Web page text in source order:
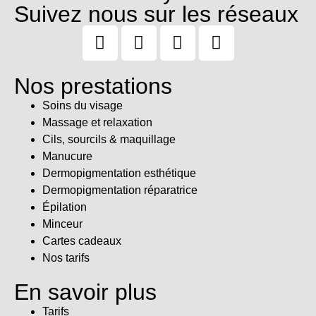
Suivez nous sur les réseaux
Nos prestations
Soins du visage
Massage et relaxation
Cils, sourcils & maquillage
Manucure
Dermopigmentation esthétique
Dermopigmentation réparatrice
Épilation
Minceur
Cartes cadeaux
Nos tarifs
En savoir plus
Tarifs